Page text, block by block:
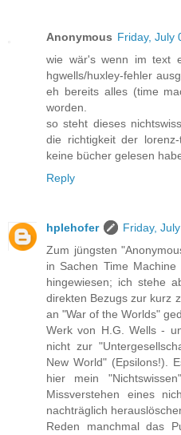
Anonymous Friday, July
wie wär's wenn im text
hgwells/huxley-fehler
eh bereits alles (time
worden.
so steht dieses
die richtigkeit der
keine bücher gelesen
Reply
hplehofer
Friday,
Zum jüngsten
in Sachen Time
hingewiesen; ich stehe
direkten Bezugs zur kurz
an "War of the Worlds"
Werk von H.G. Wells -
nicht zur
New World" (Epsilons!).
hier mein
Missverstehen eines
nachträglich
Reden manchmal das